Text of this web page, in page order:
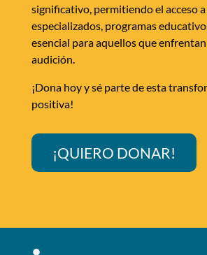
significativo, permitiendo el acceso
especializados, programas
esencial para aquellos que
audición.
¡Dona hoy y sé parte de esta
positiva!
¡QUIERO DONAR!